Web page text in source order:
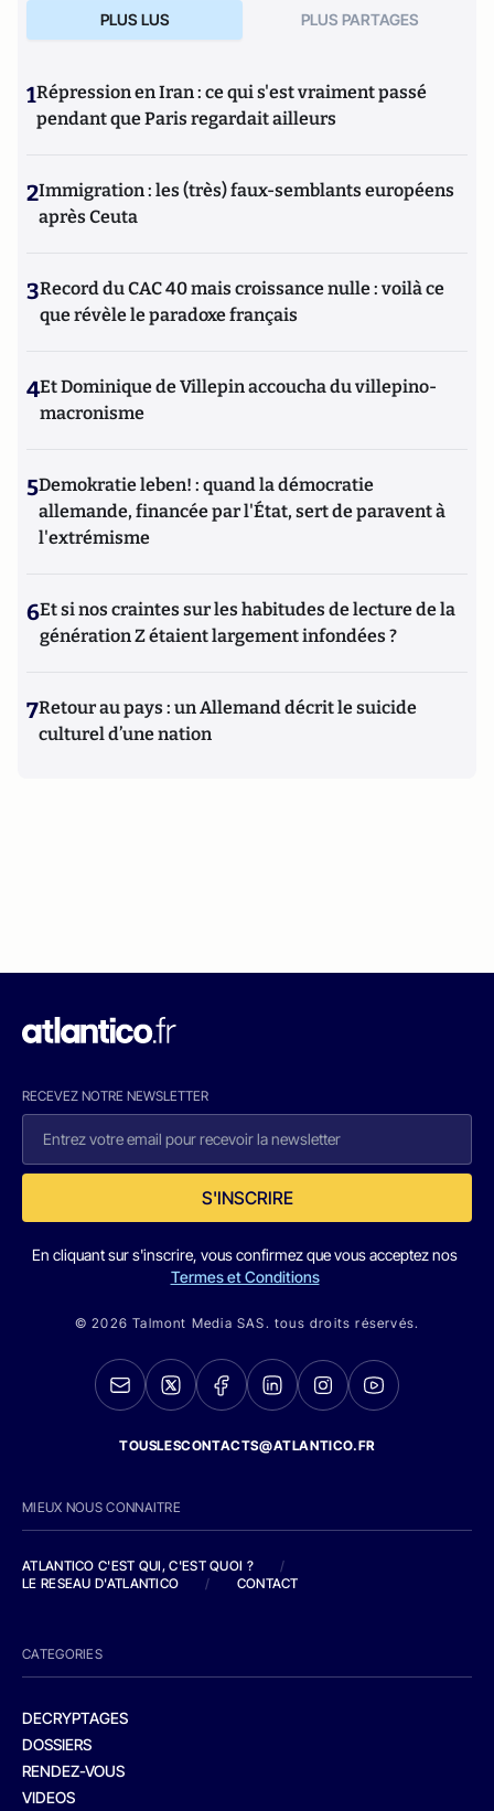
PLUS LUS PLUS PARTAGES
1Répression en Iran : ce qui s'est vraiment passé
pendant que Paris regardait ailleurs
2Immigration : les (très) faux-semblants européens
après Ceuta
3Record du CAC 40 mais croissance nulle : voilà ce
que révèle le paradoxe français
4Et Dominique de Villepin accoucha du villepino-
macronisme
5Demokratie leben! : quand la démocratie
allemande, financée par l'État, sert de paravent à
l'extrémisme
6Et si nos craintes sur les habitudes de lecture de la
génération Z étaient largement infondées ?
7Retour au pays : un Allemand décrit le suicide
culturel d’une nation
RECEVEZ NOTRE NEWSLETTER
S'INSCRIRE
En cliquant sur s'inscrire, vous confirmez que vous acceptez nos
Termes et Conditions
© 2026 Talmont Media SAS. tous droits réservés.
TOUSLESCONTACTS@ATLANTICO.FR
MIEUX NOUS CONNAITRE
ATLANTICO C'EST QUI, C'EST QUOI ?
/
LE RESEAU D'ATLANTICO
/ CONTACT
CATEGORIES
DECRYPTAGES
DOSSIERS
RENDEZ-VOUS
VIDEOS